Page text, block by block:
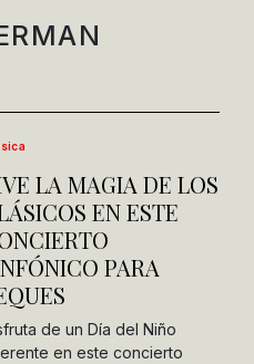
LA MAGIA DE LOS
EN ESTE
PARA
de un Día del Niño
en este concierto